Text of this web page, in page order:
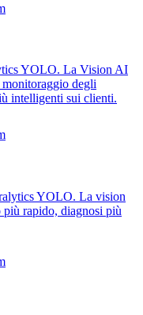
YOLO. La Vision AI
degli
intelligenti sui clienti.
YOLO. La vision
rapido, diagnosi più